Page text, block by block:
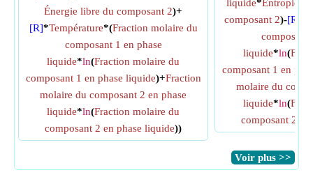
Énergie libre du composant 2)+
[R]*Température*(Fraction molaire du
composant 1 en phase
liquide*ln(Fraction molaire du
composant 1 en phase liquide)+Fraction
molaire du composant 2 en phase
liquide*ln(Fraction molaire du
composant 2 en phase liquide))
liquide*Entropie
composant 2)-[R]
composant
liquide*ln(
composant 1 en
molaire du
liquide*ln(
composant 2
​Voir plus >>